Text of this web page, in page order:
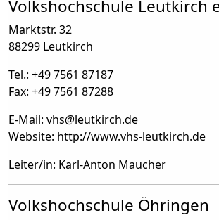
Volkshochschule Leutkirch
Marktstr. 32
88299 Leutkirch
Tel.: +49 7561 87187
Fax: +49 7561 87288
E-Mail: vhs@leutkirch.de
Website: http://www.vhs-leutkirch.de
Leiter/in: Karl-Anton Maucher
Volkshochschule Öhringen